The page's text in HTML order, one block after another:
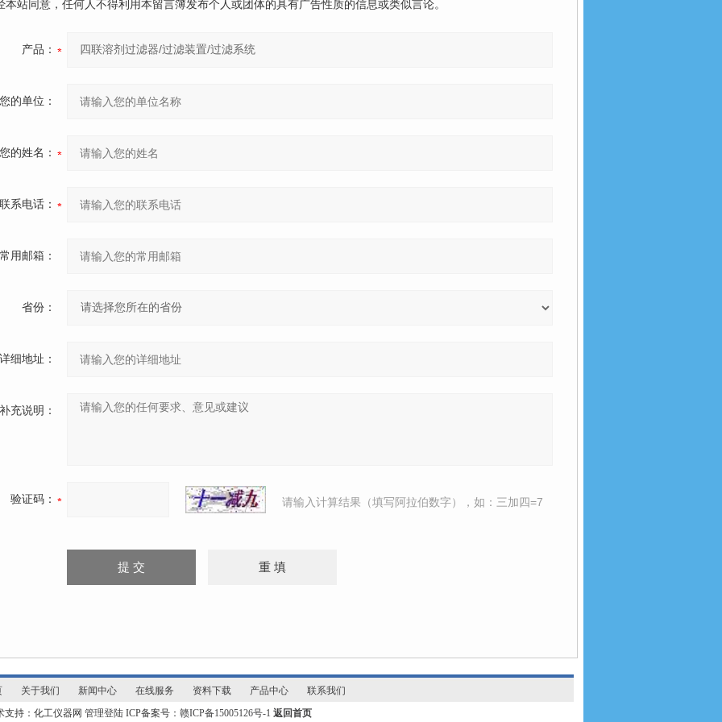
本站同意，任何人不得利用本留言簿发布个人或团体的具有广告性质的信息或类似言论。
产品：
的单位：
的姓名：
系电话：
用邮箱：
省份：
细地址：
充说明：
验证码： 请输入计算结果（填写阿拉伯数字），如：三加四=7
关于我们 新闻中心 在线服务 资料下载 产品中心
联系我们
支持：化工仪器网 管理登陆ICP备案号： 赣ICP备15005126号-1 返回首页